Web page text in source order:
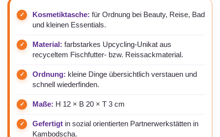
Kosmetiktasche: für Ordnung bei Beauty, Reise, Bad
und kleinen Essentials.
Material: farbstarkes Upcycling-Unikat aus
recyceltem Fischfutter- bzw. Reissackmaterial.
Ordnung: kleine Dinge übersichtlich verstauen und
schnell wiederfinden.
Maße: H 12 × B 20 × T 3 cm
Gefertigt in sozial orientierten Partnerwerkstätten in
Kambodscha.